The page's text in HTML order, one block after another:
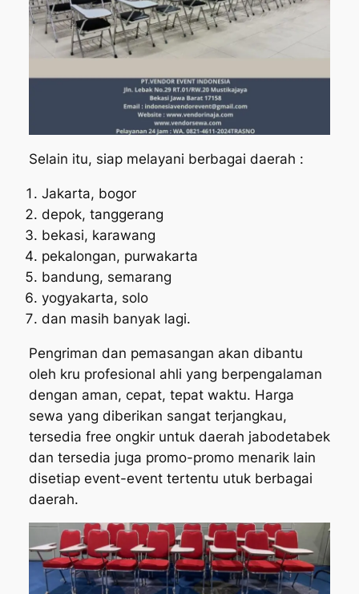
Selain itu, siap melayani berbagai daerah :
Jakarta, bogor
depok, tanggerang
bekasi, karawang
pekalongan, purwakarta
bandung, semarang
yogyakarta, solo
dan masih banyak lagi.
Pengriman dan pemasangan akan dibantu
oleh kru profesional ahli yang berpengalaman
dengan aman, cepat, tepat waktu. Harga
sewa yang diberikan sangat terjangkau,
tersedia free ongkir untuk daerah jabodetabek
dan tersedia juga promo-promo menarik lain
disetiap event-event tertentu utuk berbagai
daerah.